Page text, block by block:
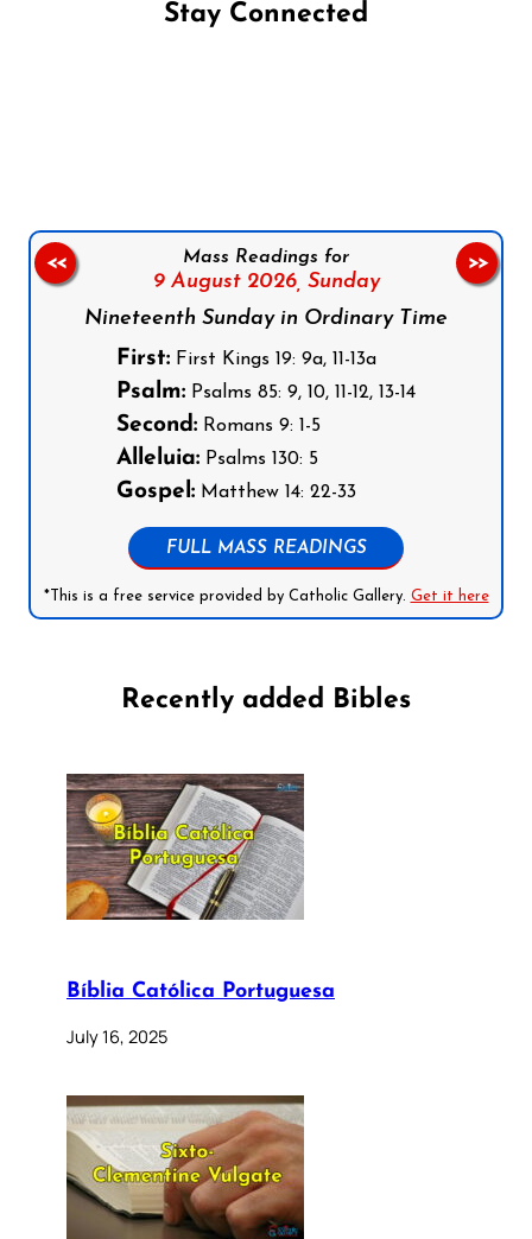
Stay Connected
Mass Readings for
9 August 2026, Sunday
Nineteenth Sunday in Ordinary Time
First: First Kings 19: 9a, 11-13a
Psalm: Psalms 85: 9, 10, 11-12, 13-14
Second: Romans 9: 1-5
Alleluia: Psalms 130: 5
Gospel: Matthew 14: 22-33
FULL MASS READINGS
*This is a free service provided by Catholic Gallery. Get it here
<< >>
Recently added Bibles
Bíblia Católica Portuguesa
July 16, 2025